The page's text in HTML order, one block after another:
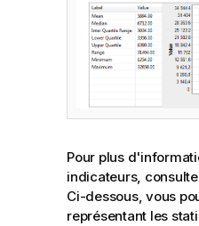
Pour plus
indicateurs,
Ci-dessous, vous
représentant les